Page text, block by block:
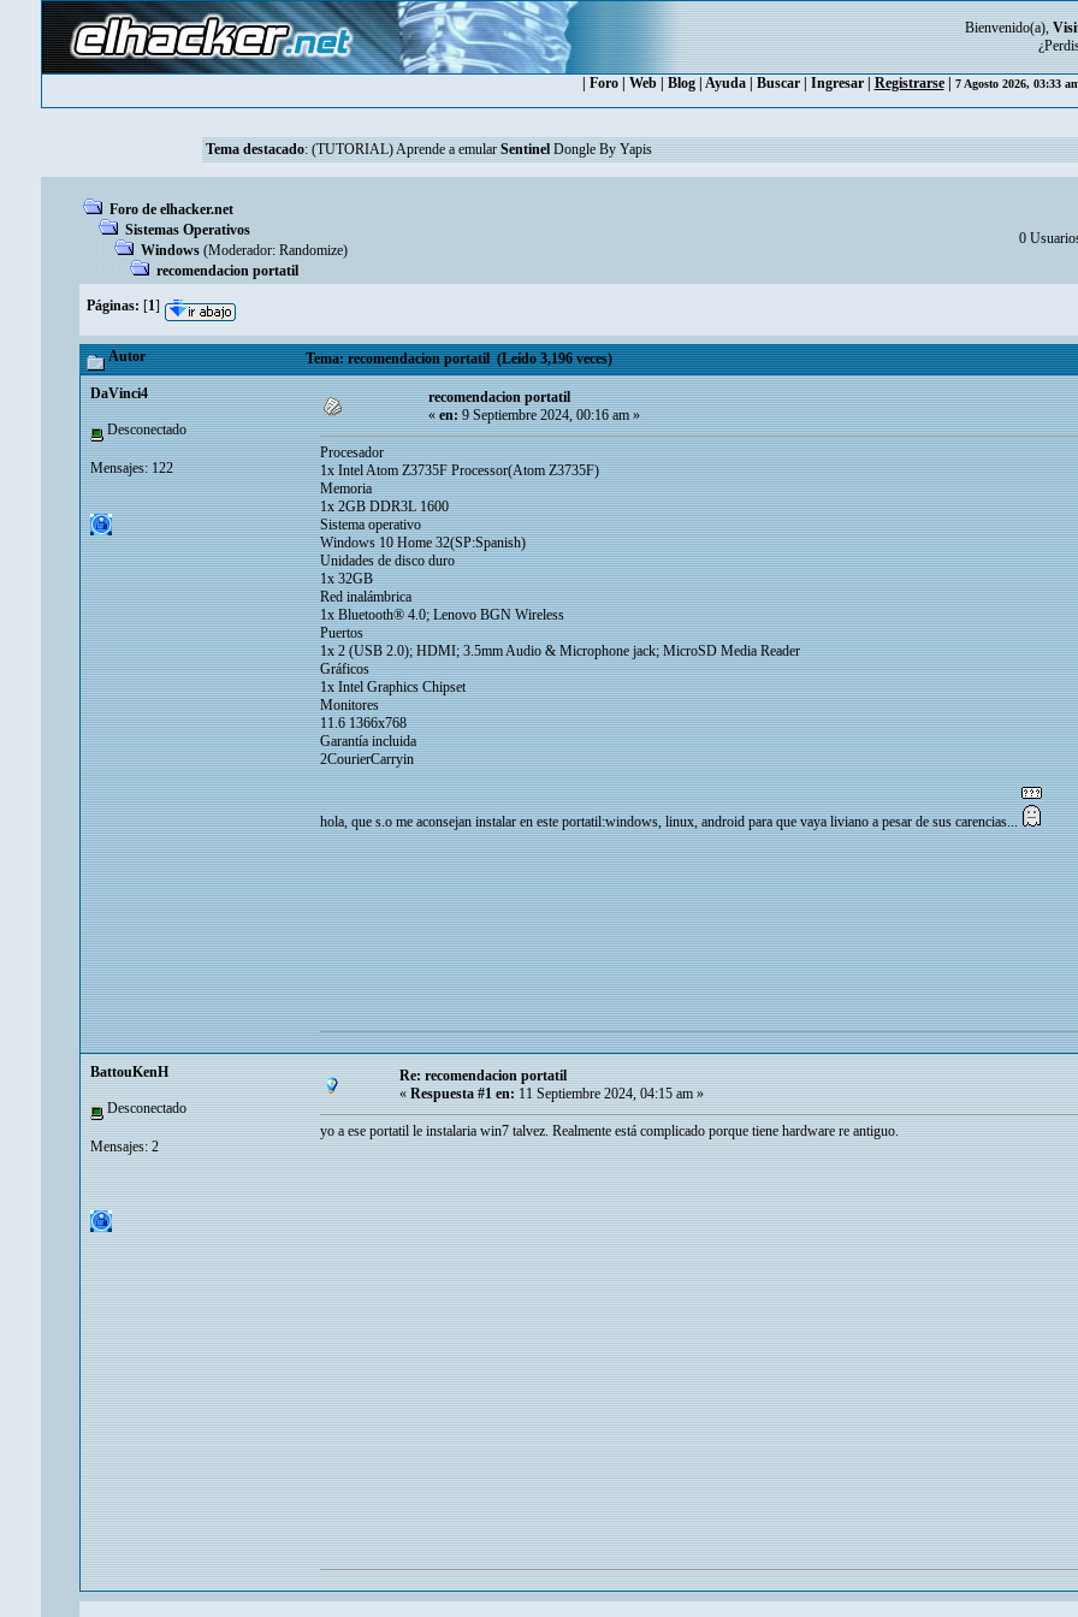
Bienvenido(a),
Foro| Web| Blog| Ayuda| Buscar| Ingresar| Registrarse| 7 Agosto 2026, 03:33
Tema destacado: (TUTORIAL) Aprende a emular Sentinel Dongle By Yapis
Foro de elhacker.net
Sistemas Operativos
Windows (Moderador: Randomize)
recomendacion portatil
0
Páginas: [1]
Autor Tema: recomendacion portatil (Leído 3,196 veces)
DaVinci4
Desconectado
Mensajes: 122
recomendacion portatil
«en:9 Septiembre 2024, 00:16 am »
Procesador
1x Intel Atom Z3735F Processor(Atom Z3735F)
Memoria
1x 2GB DDR3L 1600
Sistema operativo
Windows 10 Home 32(SP:Spanish)
Unidades de disco duro
1x 32GB
Red inalámbrica
1x Bluetooth® 4.0; Lenovo BGN Wireless
Puertos
1x 2 (USB 2.0); HDMI; 3.5mm Audio & Microphone jack; MicroSD Media Reader
Gráficos
1x Intel Graphics Chipset
Monitores
11.6 1366x768
Garantía incluida
2CourierCarryin
hola, que s.o me aconsejan instalar en este portatil:windows, linux, android para que vaya liviano a pesar de sus carencias...
BattouKenH
Desconectado
Mensajes: 2
Re: recomendacion portatil
« Respuesta #1 en: 11 Septiembre 2024, 04:15 am »
yo a ese portatil le instalaria win7 talvez. Realmente está complicado porque tiene hardware re antiguo.